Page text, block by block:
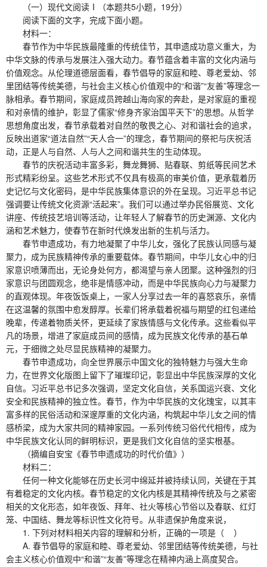
（一）现代文阅读Ⅰ（本题共5小题，19分）
阅读下面的文字，完成下面小题。
材料一：
春节作为中华民族最隆重的传统佳节，其申遗成功意义重大，为
中华文脉的传承与发展注入强大动力。春节蕴含着丰富的文化内涵与
价值观念。从伦理道德层面看，春节倡导的家庭和睦、尊老爱幼、邻
里团结等传统美德，与社会主义核心价值观中的“和谐”“友善”等理念一
脉相承。春节期间，家庭成员跨越山海向家的奔赴，是对家庭的重视
和对亲情的维护，彰显了儒家“修身齐家治国平天下”的思想。从哲学
思想角度出发，春节承载着对自然的敬畏之心、对和谐社会的追求，
反映出道家“道法自然”“天人合一”的理念，春节期间的祭祀与庆祝活
动，正是人与自然、人与人之间和谐共生的生动体现。
春节的庆祝活动丰富多彩，舞龙舞狮、贴春联、剪纸等民间艺术
形式精彩纷呈。这些艺术形式不仅具有极高的审美价值，更承载着历
史记忆与文化密码，是中华民族集体意识的外在呈现。习近平总书记
强调要让传统文化资源“活起来”。我们可以通过举办民俗展览、文化
讲座、传统技艺培训等活动，让年轻人了解春节的历史渊源、文化内
涵和艺术魅力，使春节在新时代焕发出新的生机与活力。
春节申遗成功，有力地凝聚了中华儿女，强化了民族认同感与凝
聚力，成为民族精神传承的重要载体。春节期间，中华儿女心中的归
家意识喷薄而出，无论身处何方，都渴望与亲人团聚。这种强烈的归
家意识与团圆观念，绝非是情感冲动，而是中华民族向心力与凝聚力
的直观体现。年夜饭饭桌上，一家人分享过去一年的喜怒哀乐，亲情
在这温馨的氛围中愈发醇厚。长辈们将承载着祝福与期望的红包递给
晚辈，传递着物质关怀，更延续了家族情感与文化传承。这些看似平
凡的场景，增进了家庭成员间的感情，成为民族文化传承的基石单
元，于细微之处尽显民族精神的凝聚力。
春节申遗成功，向全世界展示中国文化的独特魅力与强大生命
力，在世界文化版图上留下了璀璨印记，彰显出中华民族深厚的文化
自信。习近平总书记多次强调，坚定文化自信，关系国运兴衰、文化
安全和民族精神的独立性。春节，作为中华民族的文化瑰宝，以其丰
富多样的民俗活动和深邃厚重的文化内涵，构筑起中华儿女之间的情
感桥梁，成为大家共同的精神家园。一系列传统习俗代代相传，成为
中华民族文化认同的鲜明标识，更是我们文化自信的坚实根基。
（摘编自安宝《春节申遗成功的时代价值》）
材料二：
任何一种文化能够在历史长河中绵延并被持续认同，关键在于其
有着稳定的文化内核。春节稳定的文化内核是其精神传统及与之紧密
相关的文化形态，如年夜饭、拜年、社火等核心节俗以及春联、红灯
笼、中国结、舞龙等标识性文化符号。从非遗保护角度来说，
1. 下列对材料相关内容的理解和分析，正确的一项是（ ）
A. 春节倡导的家庭和睦、尊老爱幼、邻里团结等传统美德，与社
会主义核心价值观中“和谐”“友善”等理念在精神内涵上高度契合。